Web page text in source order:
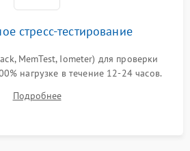
стресс-тестирование
MemTest, Iometer) для проверки
нагрузке в течение 12-24 часов.
режимов, проверка отсутствия
подготовка сервера к выдаче.
Подробнее